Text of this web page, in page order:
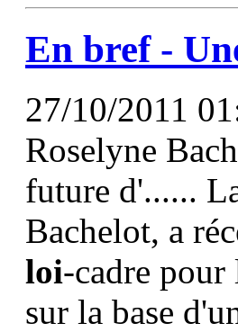
En bref -
27/10/2011
Roselyne
future d'......
Bachelot, a
loi-cadre
sur la base